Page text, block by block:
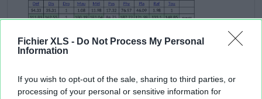
Fichier XLS - Do Not Process My Personal
Information
If you wish to opt-out of the sale, sharing to third parties, or
processing of your personal or sensitive information for